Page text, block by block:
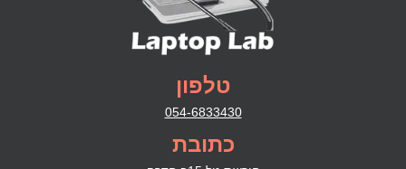
טלפון
054-6833430
כתובת